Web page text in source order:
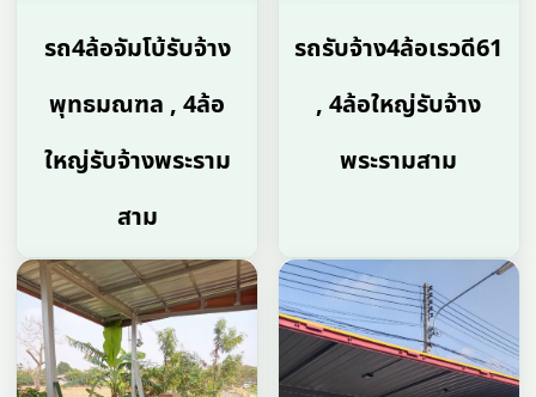
รถ4ล้อจัมโบ้รับจ้าง
พุทธมณฑล , 4ล้อ
ใหญ่รับจ้างพระราม
สาม
รถรับจ้าง4ล้อเรวดี61
, 4ล้อใหญ่รับจ้าง
พระรามสาม